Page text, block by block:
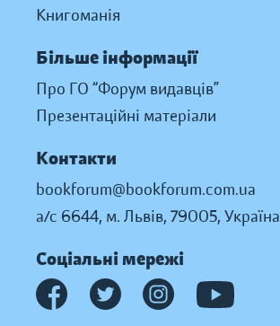
Книгоманія
Більше інформації
Про ГО “Форум видавців”
Презентаційні матеріали
Контакти
bookforum@bookforum.com.ua
а/с 6644, м. Львів, 79005, Україна
Соціальні мережі